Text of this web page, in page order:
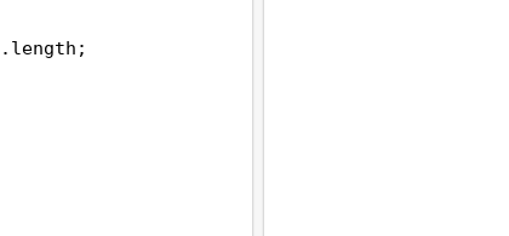
. length ;